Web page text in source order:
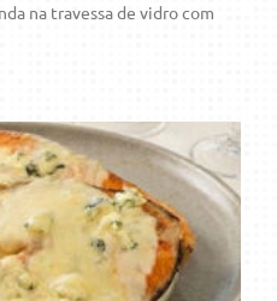
na travessa de vidro com